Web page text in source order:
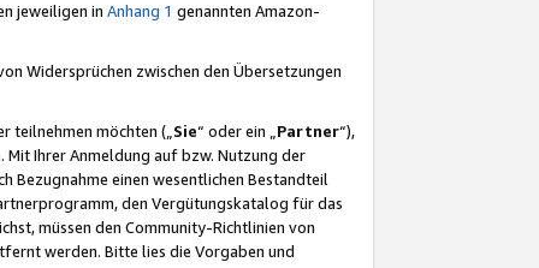
jeweiligen in Anhang 1 genannten Amazon-
Widersprüchen zwischen den Übersetzungen
teilnehmen möchten („Sie“ oder ein „Partner“),
Mit Ihrer Anmeldung auf bzw. Nutzung der
Bezugnahme einen wesentlichen Bestandteil
den Vergütungskatalog für das
müssen den Community-Richtlinien von
werden. Bitte lies die Vorgaben und